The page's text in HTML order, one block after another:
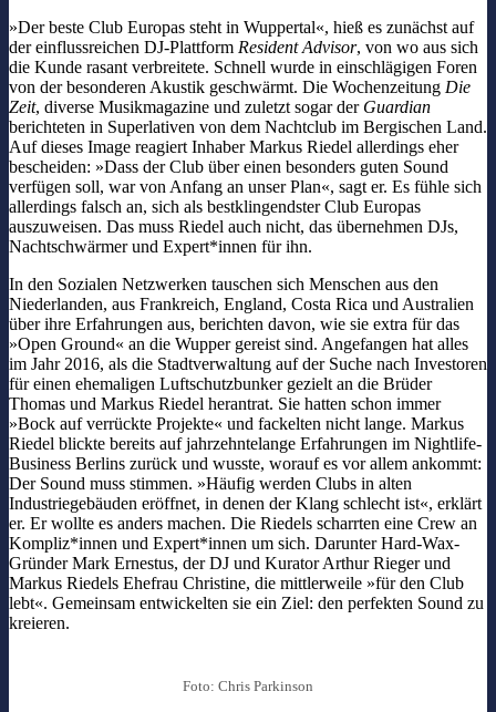
»Der beste Club Europas steht in Wuppertal«, hieß es zunächst auf
der einflussreichen DJ-Plattform Resident Advisor, von wo aus sich
die Kunde rasant verbreitete. Schnell wurde in einschlägigen Foren
von der besonderen Akustik geschwärmt. Die Wochenzeitung Die
Zeit, diverse Musikmagazine und zuletzt sogar der Guardian
berichteten in Superlativen von dem Nachtclub im Bergischen Land.
Auf dieses Image reagiert Inhaber Markus Riedel allerdings eher
bescheiden: »Dass der Club über einen besonders guten Sound
verfügen soll, war von Anfang an unser Plan«, sagt er. Es fühle sich
allerdings falsch an, sich als bestklingendster Club Europas
auszuweisen. Das muss Riedel auch nicht, das übernehmen DJs,
Nachtschwärmer und Expert*innen für ihn.
In den Sozialen Netzwerken tauschen sich Menschen aus den
Niederlanden, aus Frankreich, England, Costa Rica und Australien
über ihre Erfahrungen aus, berichten davon, wie sie extra für das
»Open Ground« an die Wupper gereist sind. Angefangen hat alles
im Jahr 2016, als die Stadtverwaltung auf der Suche nach Investoren
für einen ehemaligen Luftschutzbunker gezielt an die Brüder
Thomas und Markus Riedel herantrat. Sie hatten schon immer
»Bock auf verrückte Projekte« und fackelten nicht lange. Markus
Riedel blickte bereits auf jahrzehntelange Erfahrungen im Nightlife-
Business Berlins zurück und wusste, worauf es vor allem ankommt:
Der Sound muss stimmen. »Häufig werden Clubs in alten
Industriegebäuden eröffnet, in denen der Klang schlecht ist«, erklärt
er. Er wollte es anders machen. Die Riedels scharrten eine Crew an
Kompliz*innen und Expert*innen um sich. Darunter Hard-Wax-
Gründer Mark Ernestus, der DJ und Kurator Arthur Rieger und
Markus Riedels Ehefrau Christine, die mittlerweile »für den Club
lebt«. Gemeinsam entwickelten sie ein Ziel: den perfekten Sound zu
kreieren.
Foto: Chris Parkinson